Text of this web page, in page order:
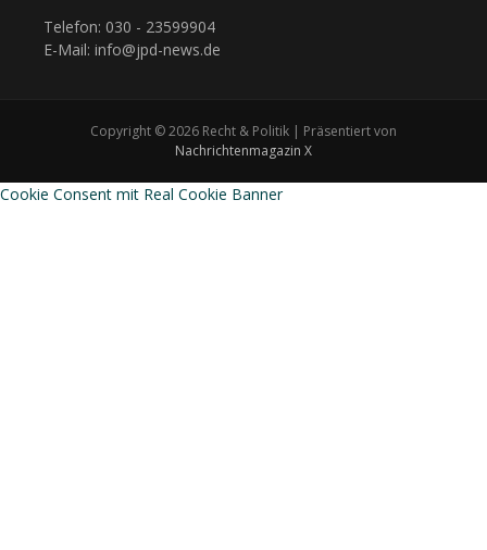
Telefon: 030 - 23599904
E-Mail: info@jpd-news.de
Copyright © 2026 Recht & Politik | Präsentiert von
Nachrichtenmagazin X
Cookie Consent mit Real Cookie Banner